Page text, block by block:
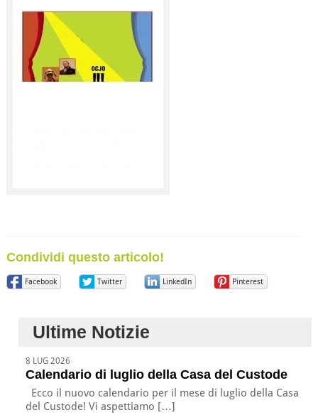
Condividi questo articolo!
Facebook Twitter LinkedIn Pinterest
Ultime Notizie
8 LUG 2026
Calendario di luglio della Casa del Custode
Ecco il nuovo calendario per il mese di luglio della Casa
del Custode! Vi aspettiamo […]